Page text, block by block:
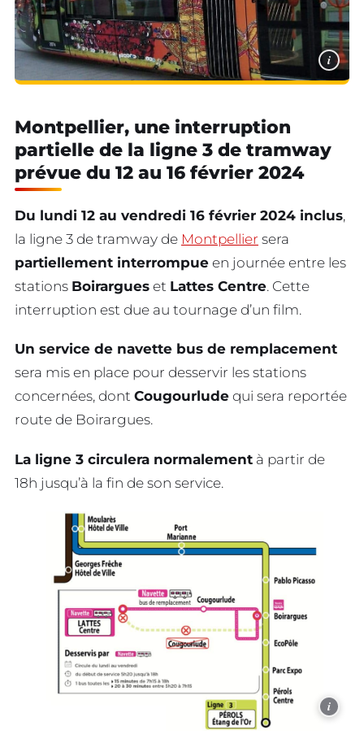
i
Montpellier, une interruption
partielle de la ligne 3 de tramway
prévue du 12 au 16 février 2024
Du lundi 12 au vendredi 16 février 2024 inclus,
la ligne 3 de tramway de Montpellier sera
partiellement interrompue en journée entre les
stations Boirargues et Lattes Centre. Cette
interruption est due au tournage d’un film.
Un service de navette bus de remplacement
sera mis en place pour desservir les stations
concernées, dont Cougourlude qui sera reportée
route de Boirargues.
La ligne 3 circulera normalement à partir de
18h jusqu’à la fin de son service.
i